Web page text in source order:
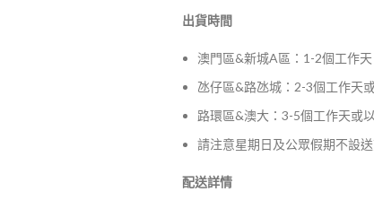
出貨時間
澳門區&新城A區：1-2個工作
氹仔區&路氹城：2-3個工作天
路環區&澳大：3-5個工作天或
請注意星期日及公眾假期不設
配送詳情